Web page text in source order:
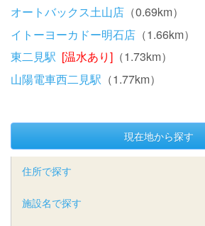
オートバックス土山店 （0.69km）
イトーヨーカドー明石店 （1.66km）
東二見駅 [温水あり] （1.73km）
山陽電車西二見駅 （1.77km）
現在地から探す
住所で探す
施設名で探す